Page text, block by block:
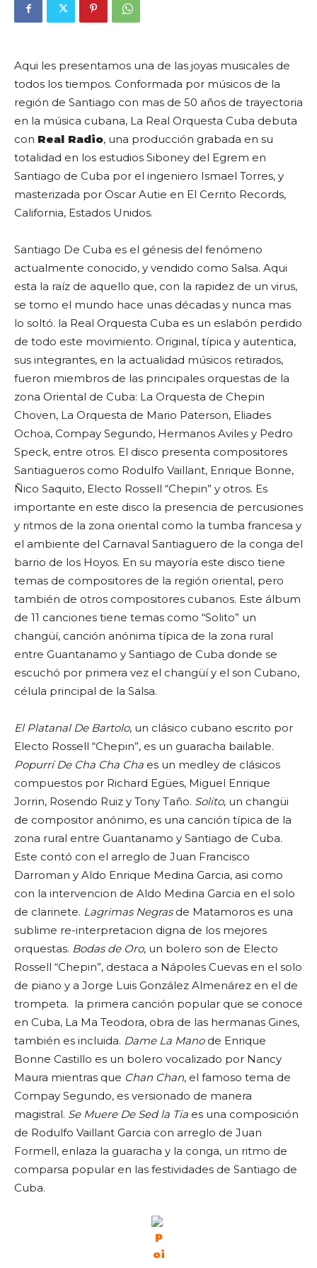
Aqui les presentamos una de las joyas musicales de
todos los tiempos. Conformada por músicos de la
región de Santiago con mas de 50 años de trayectoria
en la música cubana, La Real Orquesta Cuba debuta
con Real Radio, una producción grabada en su
totalidad en los estudios Siboney del Egrem en
Santiago de Cuba por el ingeniero Ismael Torres, y
masterizada por Oscar Autie en El Cerrito Records,
California, Estados Unidos.
Santiago De Cuba es el génesis del fenómeno
actualmente conocido, y vendido como Salsa. Aqui
esta la raíz de aquello que, con la rapidez de un virus,
se tomo el mundo hace unas décadas y nunca mas
lo soltó. la Real Orquesta Cuba es un eslabón perdido
de todo este movimiento. Original, típica y autentica,
sus integrantes, en la actualidad músicos retirados,
fueron miembros de las principales orquestas de la
zona Oriental de Cuba: La Orquesta de Chepin
Choven, La Orquesta de Mario Paterson, Eliades
Ochoa, Compay Segundo, Hermanos Aviles y Pedro
Speck, entre otros. El disco presenta compositores
Santiagueros como Rodulfo Vaillant, Enrique Bonne,
Ñico Saquito, Electo Rossell “Chepin” y otros. Es
importante en este disco la presencia de percusiones
y ritmos de la zona oriental como la tumba francesa y
el ambiente del Carnaval Santiaguero de la conga del
barrio de los Hoyos. En su mayoría este disco tiene
temas de compositores de la región oriental, pero
también de otros compositores cubanos. Este álbum
de 11 canciones tiene temas como “Solito” un
changüí, canción anónima típica de la zona rural
entre Guantanamo y Santiago de Cuba donde se
escuchó por primera vez el changüí y el son Cubano,
célula principal de la Salsa.
El Platanal De Bartolo, un clásico cubano escrito por
Electo Rossell “Chepin”, es un guaracha bailable.
Popurrí De Cha Cha Cha es un medley de clásicos
compuestos por Richard Egües, Miguel Enrique
Jorrin, Rosendo Ruiz y Tony Taño. Solito, un changüi
de compositor anónimo, es una canción típica de la
zona rural entre Guantanamo y Santiago de Cuba.
Este contó con el arreglo de Juan Francisco
Darroman y Aldo Enrique Medina Garcia, asi como
con la intervencion de Aldo Medina Garcia en el solo
de clarinete. Lagrimas Negrasde Matamoros es una
sublime re-interpretacion digna de los mejores
orquestas. Bodas de Oro, un bolero son de Electo
Rossell “Chepin”, destaca a Nápoles Cuevas en el solo
de piano y a Jorge Luis González Almenárez en el de
trompeta. la primera canción popular que se conoce
en Cuba, La Ma Teodora, obra de las hermanas Gines,
también es incluida. Dame La Manode Enrique
Bonne Castillo es un bolero vocalizado por Nancy
Maura mientras que Chan Chan, el famoso tema de
Compay Segundo, es versionado de manera
magistral. Se Muere De Sed la Tia es una composición
de Rodulfo Vaillant Garcia con arreglo de Juan
Formell, enlaza la guaracha y la conga, un ritmo de
comparsa popular en las festividades de Santiago de
Cuba.